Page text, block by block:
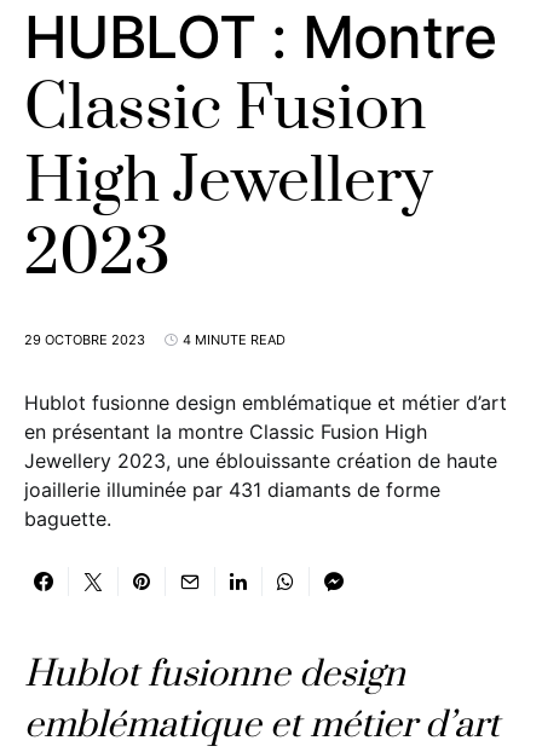
HUBLOT : Montre
Classic Fusion
High Jewellery
2023
29 OCTOBRE 2023 4 MINUTE READ
Hublot fusionne design emblématique et métier d’art
en présentant la montre Classic Fusion High
Jewellery 2023, une éblouissante création de haute
joaillerie illuminée par 431 diamants de forme
baguette.
Hublot fusionne design
emblématique et métier d’art